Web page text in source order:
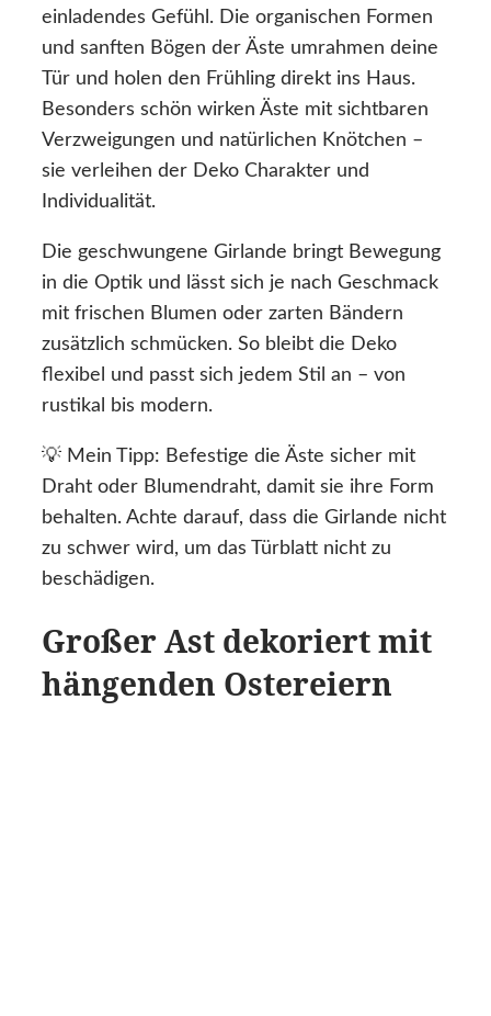
einladendes Gefühl. Die organischen Formen
und sanften Bögen der Äste umrahmen deine
Tür und holen den Frühling direkt ins Haus.
Besonders schön wirken Äste mit sichtbaren
Verzweigungen und natürlichen Knötchen –
sie verleihen der Deko Charakter und
Individualität.
Die geschwungene Girlande bringt Bewegung
in die Optik und lässt sich je nach Geschmack
mit frischen Blumen oder zarten Bändern
zusätzlich schmücken. So bleibt die Deko
flexibel und passt sich jedem Stil an – von
rustikal bis modern.
💡 Mein Tipp: Befestige die Äste sicher mit
Draht oder Blumendraht, damit sie ihre Form
behalten. Achte darauf, dass die Girlande nicht
zu schwer wird, um das Türblatt nicht zu
beschädigen.
Großer Ast dekoriert mit
hängenden Ostereiern